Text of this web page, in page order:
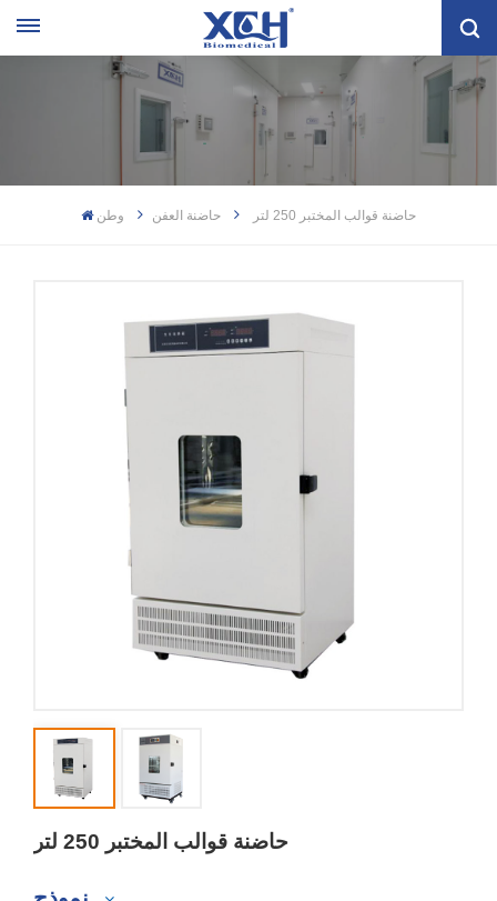
وطن حاضنة العفن حاضنة قوالب المختبر 250 لتر
حاضنة قوالب المختبر 250 لتر